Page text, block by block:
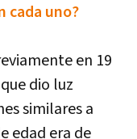
cada uno?
en 19
dio luz
similares a
edad era de